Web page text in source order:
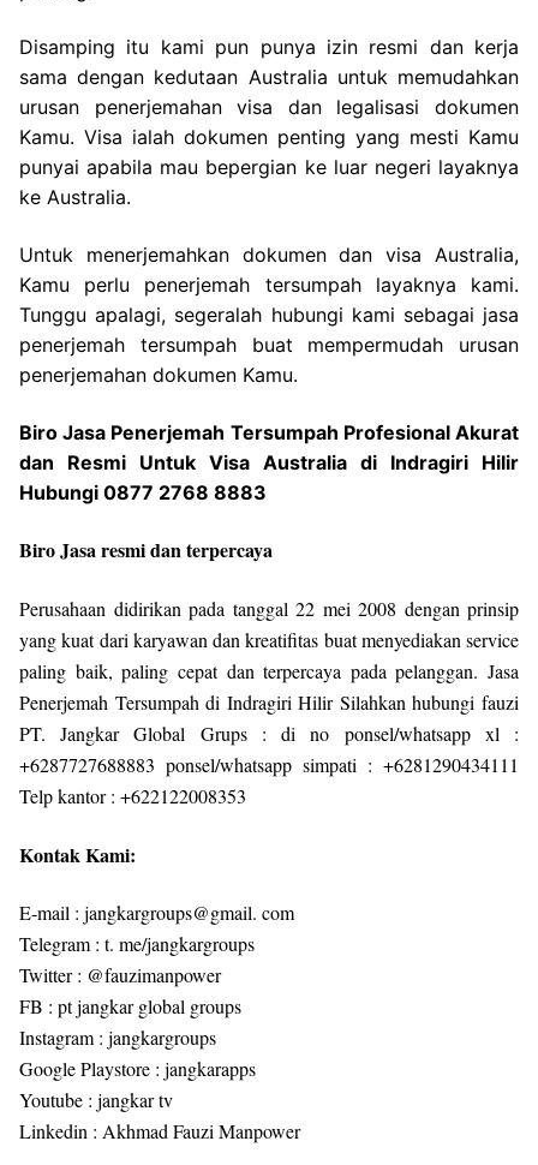
Disamping itu kami pun punya izin resmi dan kerja
sama dengan kedutaan Australia untuk memudahkan
urusan penerjemahan visa dan legalisasi dokumen
Kamu. Visa ialah dokumen penting yang mesti Kamu
punyai apabila mau bepergian ke luar negeri layaknya
ke Australia.
Untuk menerjemahkan dokumen dan visa Australia,
Kamu perlu penerjemah tersumpah layaknya kami.
Tunggu apalagi, segeralah hubungi kami sebagai jasa
penerjemah tersumpah buat mempermudah urusan
penerjemahan dokumen Kamu.
Biro Jasa Penerjemah Tersumpah Profesional Akurat
dan Resmi Untuk Visa Australia di Indragiri Hilir
Hubungi 0877 2768 8883
Biro Jasa resmi dan terpercaya
Perusahaan didirikan pada tanggal 22 mei 2008 dengan prinsip
yang kuat dari karyawan dan kreatifitas buat menyediakan service
paling baik, paling cepat dan terpercaya pada pelanggan. Jasa
Penerjemah Tersumpah di Indragiri Hilir Silahkan hubungi fauzi
PT. Jangkar Global Grups : di no ponsel/whatsapp xl :
+6287727688883 ponsel/whatsapp simpati : +6281290434111
Telp kantor : +622122008353
Kontak Kami:
E-mail : jangkargroups@gmail. com
Telegram : t. me/jangkargroups
Twitter : @fauzimanpower
FB : pt jangkar global groups
Instagram : jangkargroups
Google Playstore : jangkarapps
Youtube : jangkar tv
Linkedin : Akhmad Fauzi Manpower